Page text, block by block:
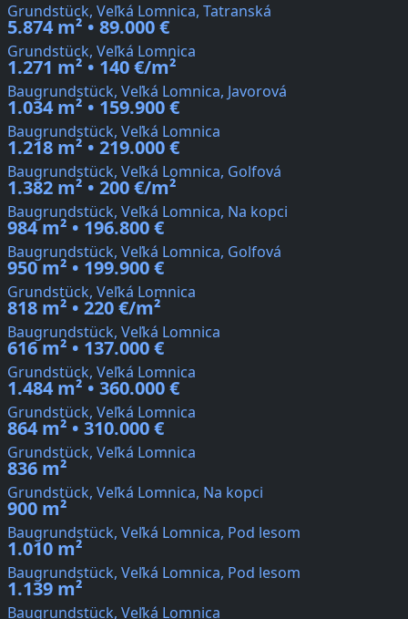
Grundstück, Veľká Lomnica, Tatranská
5.874 m² • 89.000 €
Grundstück, Veľká Lomnica
1.271 m² • 140 €/m²
Baugrundstück, Veľká Lomnica, Javorová
1.034 m² • 159.900 €
Baugrundstück, Veľká Lomnica
1.218 m² • 219.000 €
Baugrundstück, Veľká Lomnica, Golfová
1.382 m² • 200 €/m²
Baugrundstück, Veľká Lomnica, Na kopci
984 m² • 196.800 €
Baugrundstück, Veľká Lomnica, Golfová
950 m² • 199.900 €
Grundstück, Veľká Lomnica
818 m² • 220 €/m²
Baugrundstück, Veľká Lomnica
616 m² • 137.000 €
Grundstück, Veľká Lomnica
1.484 m² • 360.000 €
Grundstück, Veľká Lomnica
864 m² • 310.000 €
Grundstück, Veľká Lomnica
836 m²
Grundstück, Veľká Lomnica, Na kopci
900 m²
Baugrundstück, Veľká Lomnica, Pod lesom
1.010 m²
Baugrundstück, Veľká Lomnica, Pod lesom
1.139 m²
Baugrundstück, Veľká Lomnica